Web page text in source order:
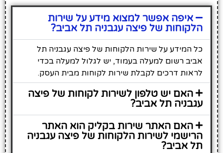
איפה אפשר למצוא מידע על שירות
הלקוחות של פיצה עגבניה תל אביב?
כל המידע על שירות הלקוחות של פיצה עגבניה תל
אביב רשום למעלה בעמוד, יש לגלול למעלה בכדי
לראות דרכים לקבלת שירות לקוחות מבית העסק.
האם יש טלפון לשירות לקוחות של פיצה
עגבניה תל אביב?
האם האתר שירות בקליק הוא האתר
הרישמי לשירות הלקוחות של פיצה עגבניה
תל אביב?